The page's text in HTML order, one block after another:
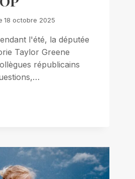
18 octobre 2025
l'été, la députée
Taylor Greene
républicains